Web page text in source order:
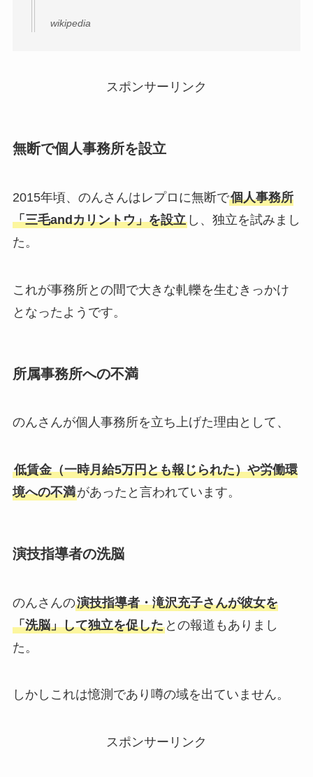
wikipedia
スポンサーリンク
無断で個人事務所を設立
2015年頃、のんさんはレプロに無断で個人事務所
「三毛andカリントウ」を設立し、独立を試みまし
た。
これが事務所との間で大きな軋轢を生むきっかけ
となったようです。
所属事務所への不満
のんさんが個人事務所を立ち上げた理由として、
低賃金（一時月給5万円とも報じられた）や労働環
境への不満があったと言われています。
演技指導者の洗脳
のんさんの演技指導者・滝沢充子さんが彼女を
「洗脳」して独立を促したとの報道もありまし
た。
しかしこれは憶測であり噂の域を出ていません。
スポンサーリンク